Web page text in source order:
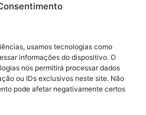
usamos tecnologias como
informações do dispositivo. O
nos permitirá processar dados
ou IDs exclusivos neste site. Não
pode afetar negativamente certos